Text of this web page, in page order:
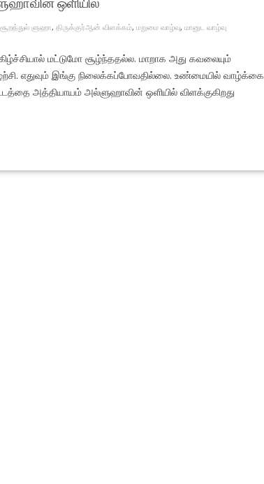
சூறத்துல் ளுஹா, திருக்குர்ஆன் விளக்கம், மறுமை வாழ்வு, மானுட வாழ்வு
மட்டுமோ சூழ்ந்ததல்ல. மாறாக அது கவலையும்
எதுவும் இங்கு நிலைக்கப்போவதில்லை. உண்மையில் வாழ்க்கை
அத்தியாயம் அல்ளுஹாவின் ஒளியில் விளக்குகிறது